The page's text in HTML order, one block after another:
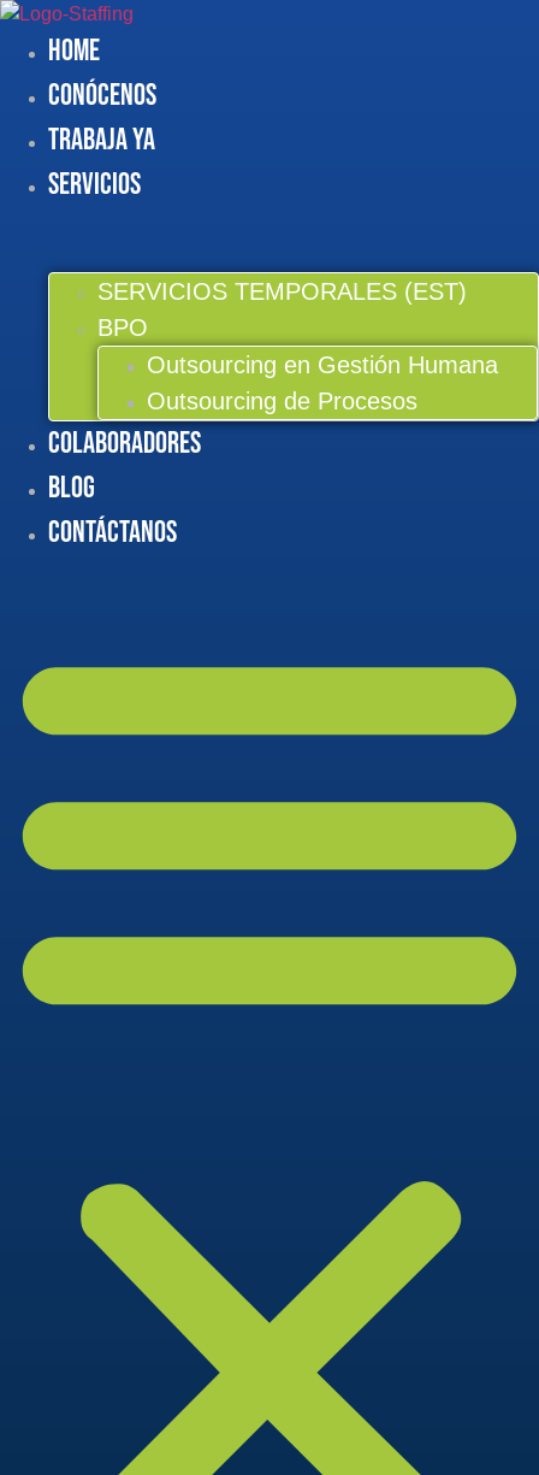
Saltar
Home
Conócenos
Trabaja Ya
Servicios
SERVICIOS TEMPORALES (EST)
BPO
Outsourcing en Gestión Humana
Outsourcing de Procesos
Colaboradores
BLOG
Contáctanos